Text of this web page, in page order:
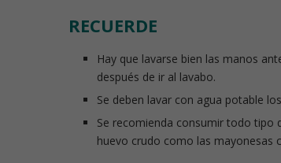
RECUERDE
Hay que lavarse bien las manos
después de ir al lavabo.
Se deben lavar con agua potable
Se recomienda consumir todo tipo
huevo crudo como las mayonesas